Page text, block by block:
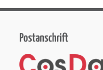
Postanschrift